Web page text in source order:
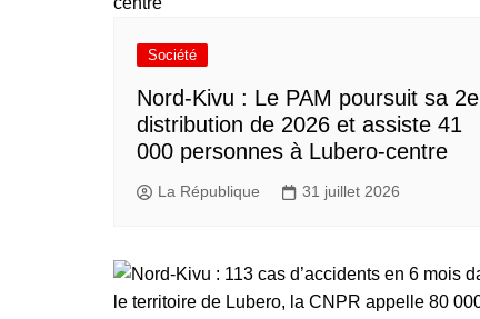
Société
Nord-Kivu : Le PAM poursuit sa 2e
distribution de 2026 et assiste 41
000 personnes à Lubero-centre
La République 31 juillet 2026